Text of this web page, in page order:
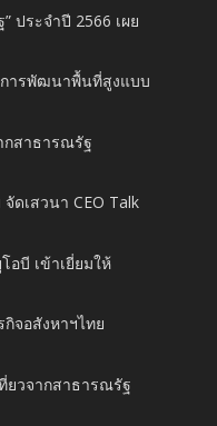
ประจำปี 2566 เผย
ารพัฒนาพื้นที่สูงแบบ
กสาธารณรัฐ
ดเสวนา CEO Talk
บี เข้าเยี่ยมให้
จอสังหาฯไทย
ยวจากสาธารณรัฐ